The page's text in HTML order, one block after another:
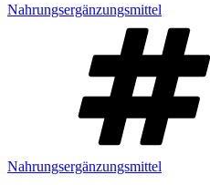
Nahrungsergänzungsmittel
Nahrungsergänzungsmittel